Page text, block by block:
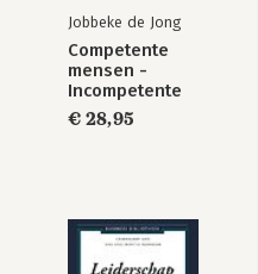
Jobbeke de Jong
Competente
mensen -
Incompetente
teams
€ 28,95